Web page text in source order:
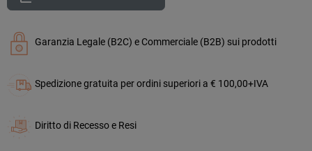
Garanzia Legale (B2C) e Commerciale (B2B) sui prodotti
Spedizione gratuita per ordini superiori a € 100,00+IVA
Diritto di Recesso e Resi